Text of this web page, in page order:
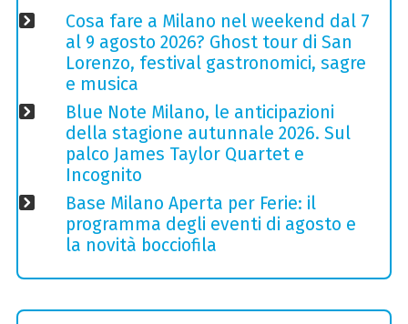
Cosa fare a Milano nel weekend dal 7
al 9 agosto 2026? Ghost tour di San
Lorenzo, festival gastronomici, sagre
e musica
Blue Note Milano, le anticipazioni
della stagione autunnale 2026. Sul
palco James Taylor Quartet e
Incognito
Base Milano Aperta per Ferie: il
programma degli eventi di agosto e
la novità bocciofila